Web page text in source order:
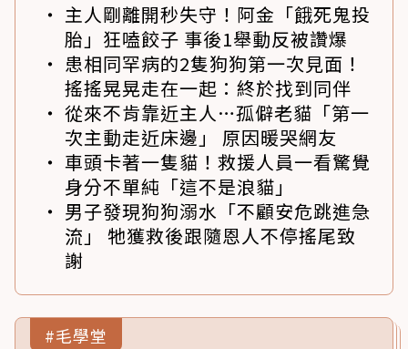
主人剛離開秒失守！阿金「餓死鬼投
胎」狂嗑餃子 事後1舉動反被讚爆
患相同罕病的2隻狗狗第一次見面！
搖搖晃晃走在一起：終於找到同伴
從來不肯靠近主人…孤僻老貓「第一
次主動走近床邊」 原因暖哭網友
車頭卡著一隻貓！救援人員一看驚覺
身分不單純「這不是浪貓」
男子發現狗狗溺水「不顧安危跳進急
流」 牠獲救後跟隨恩人不停搖尾致
謝
#毛學堂